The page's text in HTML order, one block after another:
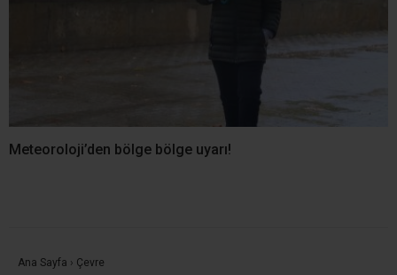
Meteoroloji’den bölge bölge uyarı!
Ana Sayfa › Çevre